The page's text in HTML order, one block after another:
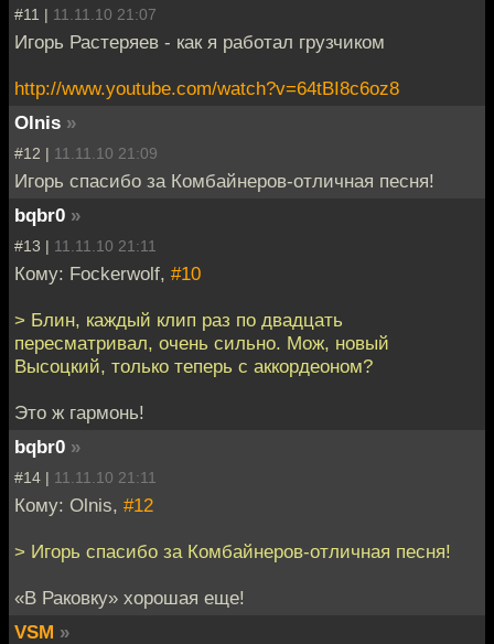
#11 | 11.11.10 21:07
Игорь Растеряев - как я работал грузчиком
http://www.youtube.com/watch?v=64tBI8c6oz8
Olnis »
#12 | 11.11.10 21:09
Игорь спасибо за Комбайнеров-отличная песня!
bqbr0 »
#13 | 11.11.10 21:11
Кому: Fockerwolf, #10
> Блин, каждый клип раз по двадцать
пересматривал, очень сильно. Мож, новый
Высоцкий, только теперь с аккордеоном?
Это ж гармонь!
bqbr0 »
#14 | 11.11.10 21:11
Кому: Olnis, #12
> Игорь спасибо за Комбайнеров-отличная песня!
«В Раковку» хорошая еще!
VSM »